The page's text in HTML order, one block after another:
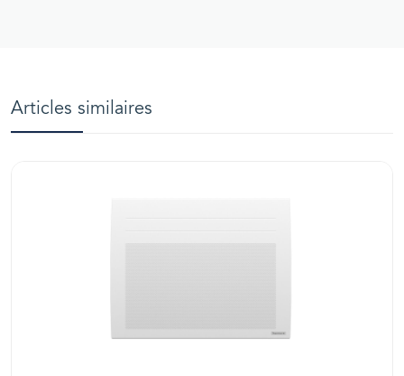
Articles similaires